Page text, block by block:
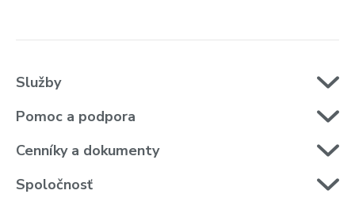
Služby
Pomoc a podpora
Cenníky a dokumenty
Spoločnosť